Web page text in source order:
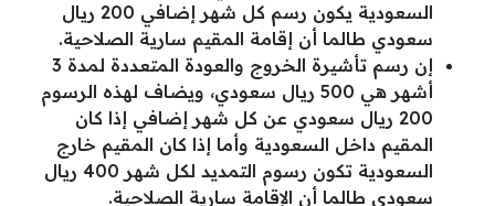
السعودية يكون رسم كل شهر إضافي 200 ريال
سعودي طالما أن إقامة المقيم سارية الصلاحية.
إن رسم تأشيرة الخروج والعودة المتعددة لمدة 3
أشهر هي 500 ريال سعودي، ويضاف لهذه الرسوم
200 ريال سعودي عن كل شهر إضافي إذا كان
المقيم داخل السعودية وأما إذا كان المقيم خارج
السعودية تكون رسوم التمديد لكل شهر 400 ريال
سعودي طالما أن الإقامة سارية الصلاحية.